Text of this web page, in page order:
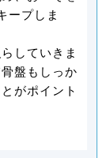
ープしま
していきま
盤もしっか
がポイント